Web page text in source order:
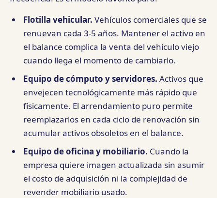
Flotilla vehicular. Vehículos comerciales que se
renuevan cada 3-5 años. Mantener el activo en
el balance complica la venta del vehículo viejo
cuando llega el momento de cambiarlo.
Equipo de cómputo y servidores. Activos que
envejecen tecnológicamente más rápido que
físicamente. El arrendamiento puro permite
reemplazarlos en cada ciclo de renovación sin
acumular activos obsoletos en el balance.
Equipo de oficina y mobiliario. Cuando la
empresa quiere imagen actualizada sin asumir
el costo de adquisición ni la complejidad de
revender mobiliario usado.